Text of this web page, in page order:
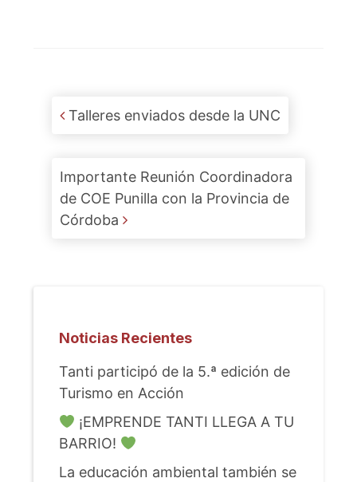
Post navigation
Talleres enviados desde la UNC
Importante Reunión Coordinadora
de COE Punilla con la Provincia de
Córdoba
Noticias Recientes
Tanti participó de la 5.ª edición de
Turismo en Acción
¡EMPRENDE TANTI LLEGA A TU
BARRIO!
La educación ambiental también se